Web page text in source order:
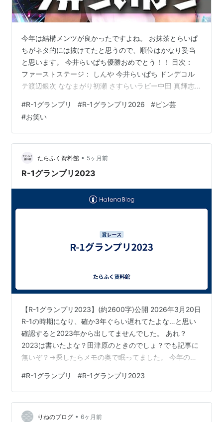
今年は結構メンツが良かったですよね。 お抹茶とらいぱ
ちがネタ的には抜けてたと思うので、順位はかなり妥当
と思います。 今井らいぱち優勝おめでとう！！ 目次：
ファーストステージ： しんや 今井らいぱち ドンデコル
テ渡辺銀次 ななまがり初瀬 さすらいラビー中田 真輝志
ナルステージ： ドンデコルテ渡辺銀次 今井らいぱち ト
ンツカタンお抹茶 ファーストステージ： しんや ラグビ
ー！！ 1分のネタを4分にすごく頑張って伸ばしているっ
て感じだった。ラグビーあるあるとか後半あったけど、
主な笑いどころはどちらかというと他スポーツのくさし
って感じでそこはも…
#R-1グランプリ #R-1グランプリ2026 #ピン芸
#お笑い
たらふく資料館 • 5ヶ月前
R-1グランプリ2023
【R-1グランプリ2023】(約2600字)公開 2026年3月20日
R-1の時期になり、確か3年ぐらい遅れてたよな…と思い
確認すると2023年から出してませんでした。 あれ？
2023は書いたよな？田津原のときのでしょ？でも記事に
無いぞ？→探したらメモの奥で眠ってました。 今年の放
ね。 …3回遅れも普通にヤバいか。 Yes!アキト｢プロポー
ズ｣ 51ギャグを言うだけだった前回と比べると多少のス
トーリー性はある。しかし、結局ギャグだけなのには変
わりなく、むしろかなり早い段階で頭文字｢け｣やプロポ
#R-1グランプリ #R-1グランプリ2023
りねのブログ • 6ヶ月前